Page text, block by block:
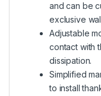
and can be
exclusive
Adjustable
contact with
dissipation.
Simplified
to install